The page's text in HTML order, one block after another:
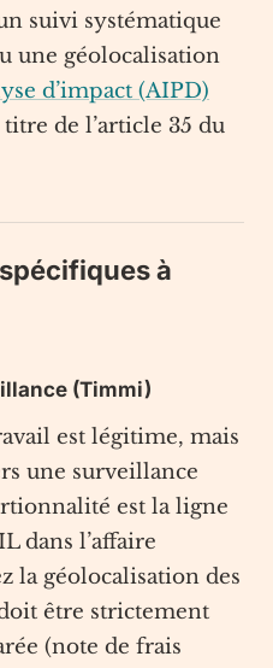
suivi systématique
une géolocalisation
d’impact (AIPD)
de l’article 35 du
à
(Timmi)
est légitime, mais
une surveillance
est la ligne
dans l’affaire
la géolocalisation des
être strictement
(note de frais